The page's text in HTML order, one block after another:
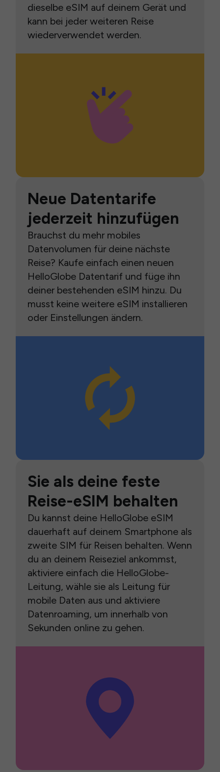
dieselbe eSIM auf deinem Gerät und
kann bei jeder weiteren Reise
wiederverwendet werden.
Neue Datentarife
jederzeit hinzufügen
Brauchst du mehr mobiles
Datenvolumen für deine nächste
Reise? Kaufe einfach einen neuen
HelloGlobe Datentarif und füge ihn
deiner bestehenden eSIM hinzu. Du
musst keine weitere eSIM installieren
oder Einstellungen ändern.
Sie als deine feste
Reise-eSIM behalten
Du kannst deine HelloGlobe eSIM
dauerhaft auf deinem Smartphone als
zweite SIM für Reisen behalten. Wenn
du an deinem Reiseziel ankommst,
aktiviere einfach die HelloGlobe-
Leitung, wähle sie als Leitung für
mobile Daten aus und aktiviere
Datenroaming, um innerhalb von
Sekunden online zu gehen.